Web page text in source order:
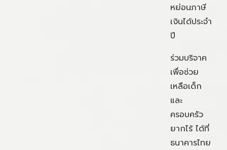
หย่อนภาษี
เงินได้ประจำ
ปี
ร่วมบริจาค
เพื่อช่วย
เหลือเด็ก
และ
ครอบครัว
ยากไร้ ได้ที่
ธนาคารไทย